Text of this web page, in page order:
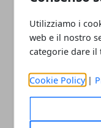
Utilizziamo i
web e il nostro
categorie dare il
Cookie Policy |
accertamenti.